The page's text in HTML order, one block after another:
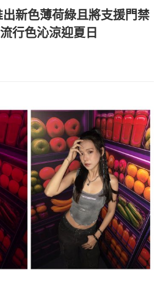
新色薄荷綠且將支援門禁
行色沁涼迎夏日